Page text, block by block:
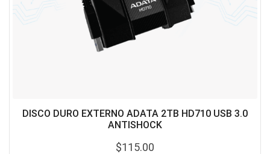
DISCO DURO EXTERNO ADATA 2TB HD710 USB 3.0
ANTISHOCK
$115.00